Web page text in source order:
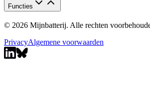
Functies
© 2026 Mijnbatterij. Alle rechten
PrivacyAlgemene voorwaarden